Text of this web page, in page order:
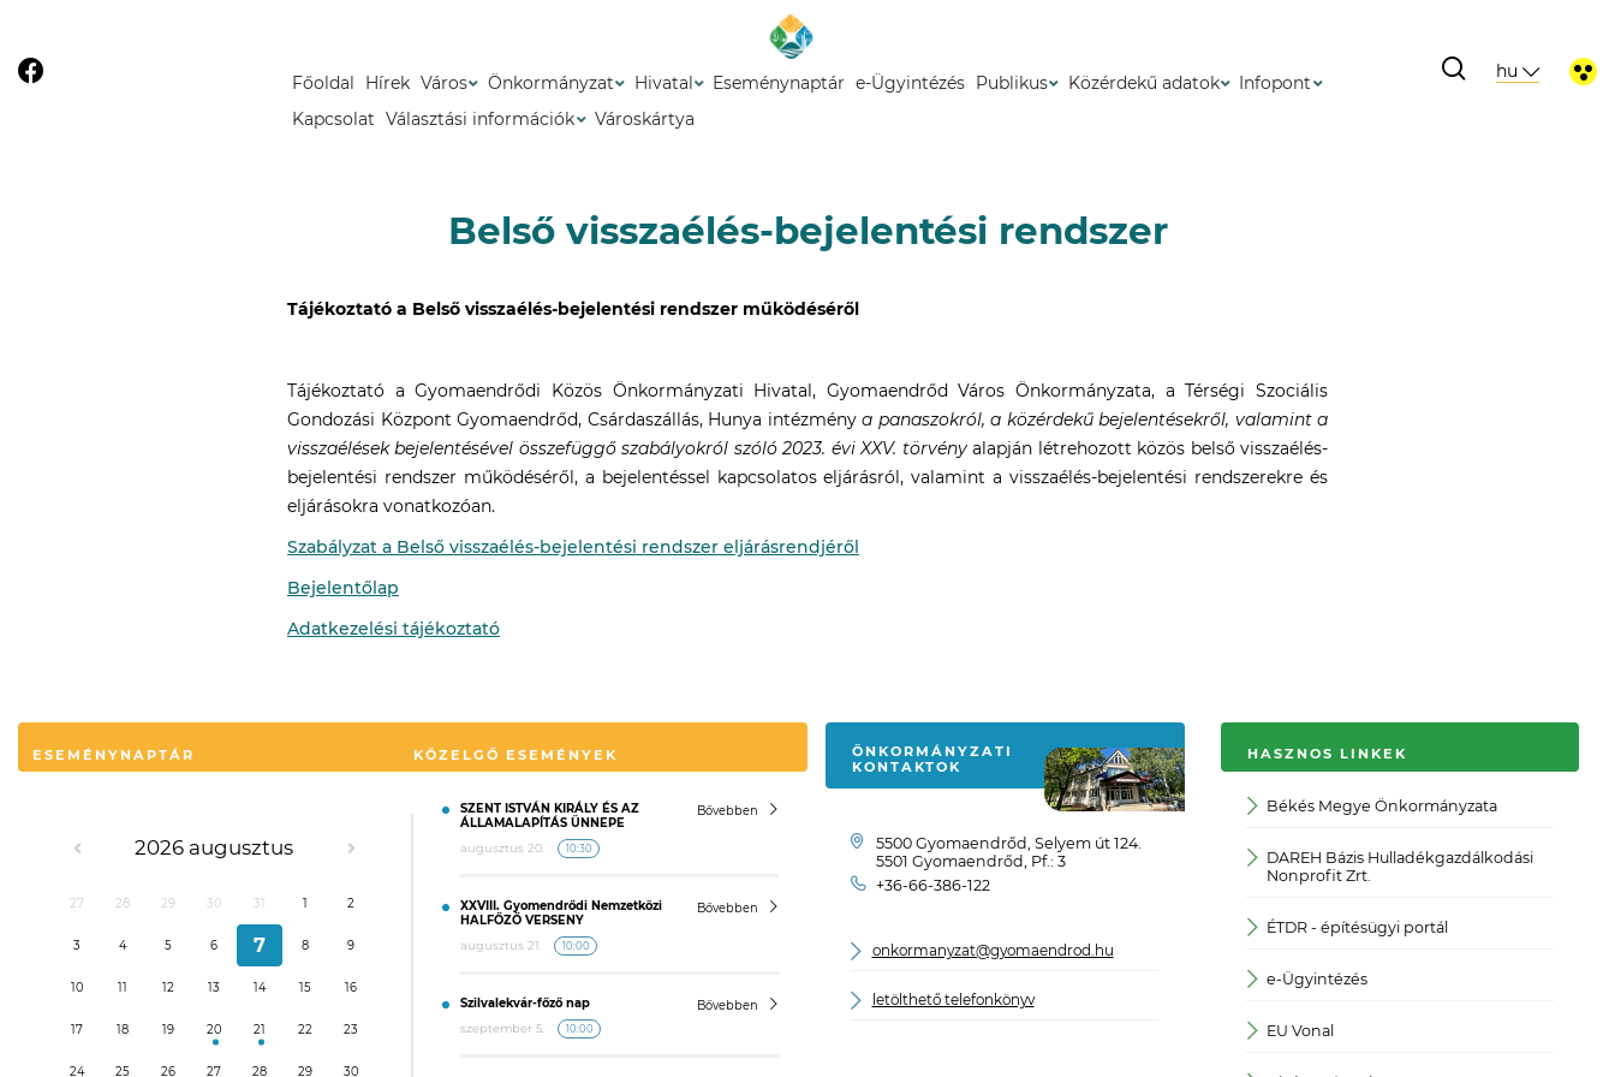
Főoldal Hírek Város Önkormányzat Hivatal Eseménynaptár e-Ügyintézés Publikus Közérdekű adatok
Infopont
Kapcsolat Választási információk Városkártya
hu
Belső visszaélés-bejelentési rendszer
Tájékoztató a Belső visszaélés-bejelentési rendszer működéséről
Tájékoztató a Gyomaendrődi Közös Önkormányzati Hivatal, Gyomaendrőd Város Önkormányzata, a Térségi Szociális
Gondozási Központ Gyomaendrőd, Csárdaszállás, Hunya intézmény a panaszokról, a közérdekű bejelentésekről, valamint a
visszaélések bejelentésével összefüggő szabályokról szóló 2023. évi XXV. törvényalapján létrehozott közös belső visszaélés-
bejelentési rendszer működéséről, a bejelentéssel kapcsolatos eljárásról, valamint a visszaélés-bejelentési rendszerekre és
eljárásokra vonatkozóan.
Szabályzat a Belső visszaélés-bejelentési rendszer eljárásrendjéről
Bejelentőlap
Adatkezelési tájékoztató
ESEMÉNYNAPTÁR KÖZELGŐ ESEMÉNYEK
2026 augusztus
27 28 29 30 31 1 2
3 4 5 6 7 8 9
10 11 12 13 14 15 16
17 18 19 20 21 22 23
24 25 26 27 28 29 30
SZENT ISTVÁN KIRÁLY ÉS AZ
ÁLLAMALAPÍTÁS ÜNNEPE
Bővebben
augusztus 20. 10:30
XXVIII. Gyomendrődi Nemzetközi
HALFŐZŐ VERSENY
Bővebben
augusztus 21. 10:00
Szilvalekvár-főző nap
Bővebben
szeptember 5.
10:00
ÖNKORMÁNYZATI
KONTAKTOK
5500 Gyomaendrőd, Selyem út 124.
5501 Gyomaendrőd, Pf.: 3
+36-66-386-122
onkormanyzat@gyomaendrod.hu
letölthető telefonkönyv
HASZNOS LINKEK
Békés Megye Önkormányzata
DAREH Bázis Hulladékgazdálkodási
Nonprofit Zrt.
ÉTDR - építésügyi portál
e-Ügyintézés
EU Vonal